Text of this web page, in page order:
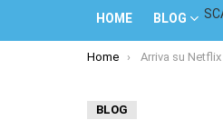
HOME BLOG
You are here:
Home Arriva su Netflix la serie su
BLOG